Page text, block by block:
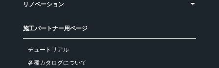
リノベーション
施工パートナー用ページ
チュートリアル
各種カタログについて